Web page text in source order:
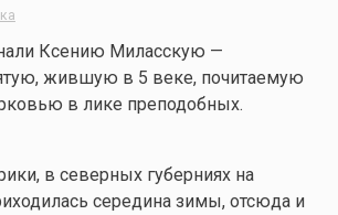
Ксению Миласскую —
жившую в 5 веке, почитаемую
в лике преподобных.
в северных губерниях на
середина зимы, отсюда и